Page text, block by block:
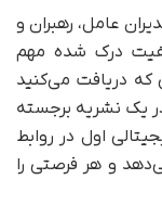
عامل، رهبران و
درک شده مهم
که دریافت می‌کنید
یک نشریه برجسته
اول در روابط
و هر فرصتی را